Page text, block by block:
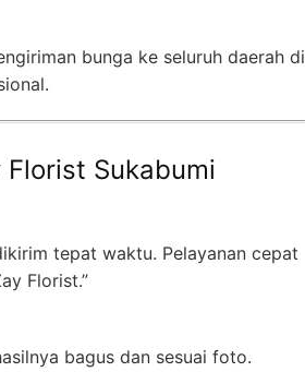
bunga ke seluruh daerah di
Sukabumi
tepat waktu. Pelayanan cepat
Florist.”
bagus dan sesuai foto.